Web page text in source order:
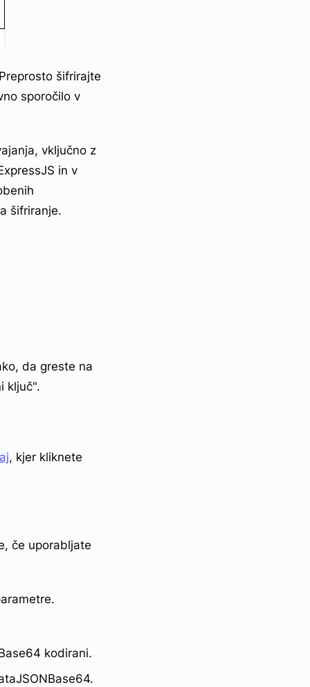
šifrirajte
sporočilo v
vključno z
in v
šifriranje.
da greste na
ključ".
, kjer kliknete
če uporabljate
kodirani.